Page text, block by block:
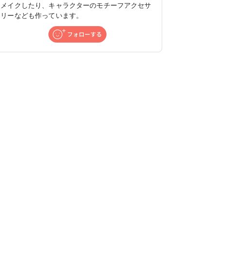
メイクしたり、キャラクターのモチーフアクセサ
リーなども作っています。